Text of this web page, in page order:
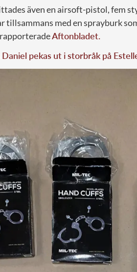
även en airsoft-pistol, fem
tillsammans med en sprayburk
Aftonbladet.
Daniel pekas ut i storbråk på